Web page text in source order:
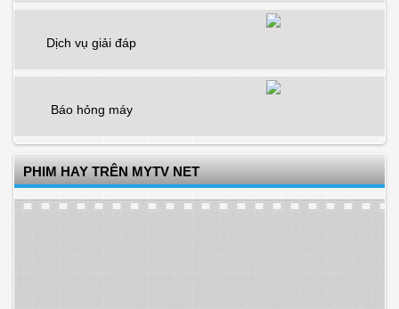
Dịch vụ giải đáp
Báo hỏng máy
PHIM HAY TRÊN MYTV NET